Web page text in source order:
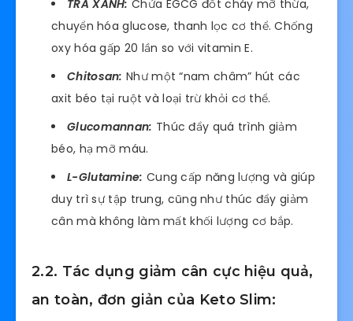
TRÀ XANH: Chứa EGCG đốt cháy mỡ thừa,
chuyển hóa glucose, thanh lọc cơ thể. Chống
oxy hóa gấp 20 lần so với vitamin E.
Chitosan: Như một “nam châm” hút các
axit béo tại ruột và loại trừ khỏi cơ thể.
Glucomannan: Thúc đẩy quá trình giảm
béo, hạ mỡ máu.
L-Glutamine: Cung cấp năng lượng và giúp
duy trì sự tập trung, cũng như thúc đẩy giảm
cân mà không làm mất khối lượng cơ bắp.
2.2. Tác dụng giảm cân cực hiệu quả,
an toàn, đơn giản của Keto Slim: